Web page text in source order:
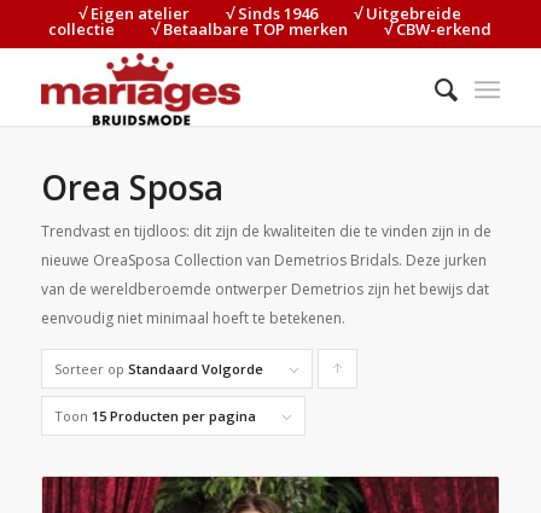
√ Eigen atelier⠀⠀⠀√ Sinds 1946⠀⠀⠀√ Uitgebreide
collectie⠀⠀⠀√ Betaalbare TOP merken⠀⠀⠀√ CBW-erkend
Orea Sposa
Trendvast en tijdloos: dit zijn de kwaliteiten die te vinden zijn in de
nieuwe OreaSposa Collection van Demetrios Bridals. Deze jurken
van de wereldberoemde ontwerper Demetrios zijn het bewijs dat
eenvoudig niet minimaal hoeft te betekenen.
Sorteer op Standaard Volgorde
Toon 15 Producten per pagina